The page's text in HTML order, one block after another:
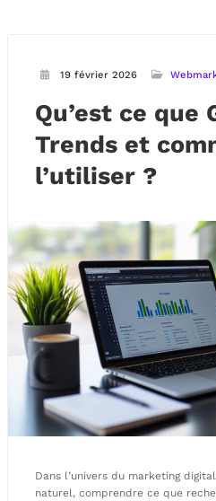
19 février 2026
Qu’est ce que
Trends et
l’utiliser ?
Dans l’univers du marketing
naturel, comprendre ce que